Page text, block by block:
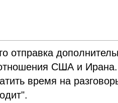
отправка
США и
время на